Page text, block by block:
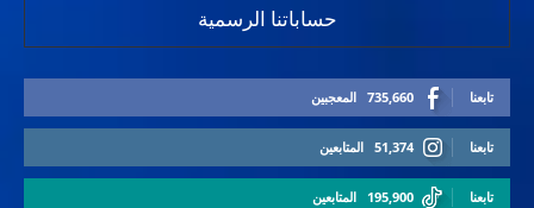
حساباتنا الرسمية
735,660 المعجبين تابعنا
51,374 المتابعين تابعنا
195,900 المتابعين تابعنا